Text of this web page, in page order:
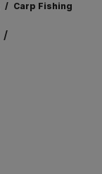
/ Carp Fishing